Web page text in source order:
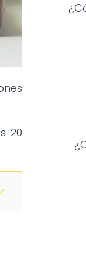
20